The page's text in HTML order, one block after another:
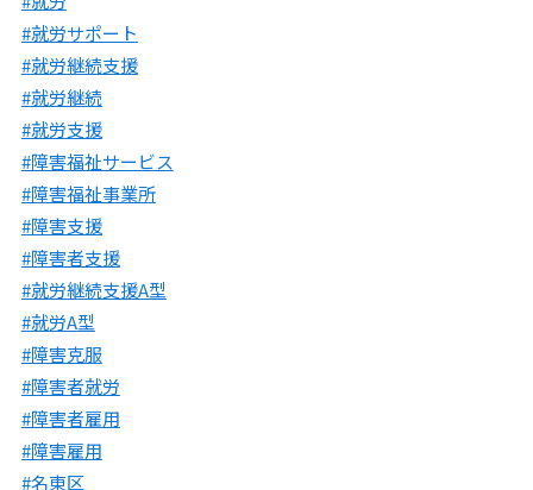
#就労サポート
#就労継続支援
#就労継続
#就労支援
#障害福祉サービス
#障害福祉事業所
#障害支援
#障害者支援
#就労継続支援A型
#就労A型
#障害克服
#障害者就労
#障害者雇用
#障害雇用
#名東区